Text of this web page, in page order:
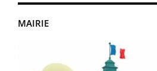
MAIRIE